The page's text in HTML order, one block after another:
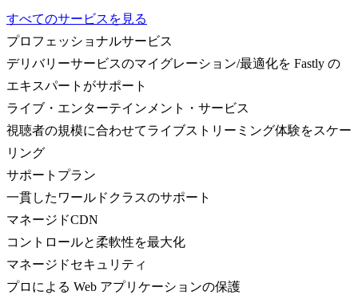
すべてのサービスを見る
プロフェッショナルサービス
デリバリーサービスのマイグレーション/最適化を Fastly の
エキスパートがサポート
ライブ・エンターテインメント・サービス
視聴者の規模に合わせてライブストリーミング体験をスケー
リング
サポートプラン
一貫したワールドクラスのサポート
マネージドCDN
コントロールと柔軟性を最大化
マネージドセキュリティ
プロによる Web アプリケーションの保護